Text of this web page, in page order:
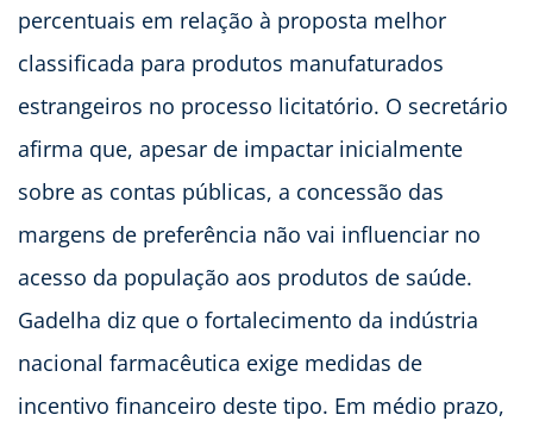
percentuais em relação à proposta melhor
classificada para produtos manufaturados
estrangeiros no processo licitatório. O secretário
afirma que, apesar de impactar inicialmente
sobre as contas públicas, a concessão das
margens de preferência não vai influenciar no
acesso da população aos produtos de saúde.
Gadelha diz que o fortalecimento da indústria
nacional farmacêutica exige medidas de
incentivo financeiro deste tipo. Em médio prazo,